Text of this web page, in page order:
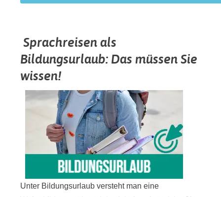
Sprachreisen als
Bildungsurlaub: Das müssen Sie
wissen!
Unter Bildungsurlaub versteht man eine